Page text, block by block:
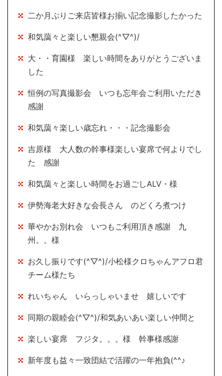
二か月ぶりご来店皆様お揃い記念撮影したかった
和気藹々と楽しい懇親会(^▽^)/
大・・育園様 楽しい時間をありがとうございま
した
恒例の写真撮影会 いつも忘年会ご利用いただき
感謝
和気藹々楽しい歳忘れ・・・記念撮影会
吉原様 大人数の幹事様楽しい宴席で何よりでし
た 感謝
和気藹々と楽しい時間をお過ごしALV・様
伊勢海老大好きな会長さん のどくろ煮つけ
華やかお別れ会 いつもご利用頂き感謝 九
州。。様
お久し振りです(^▽^)/小松様クロちゃんアフロ君
チーム様たち
れいちゃん いらっしゃいませ 嬉しいです
同期の親睦会(^▽^)/和気あいあい楽しい仲間と
楽しい宴席 フジタ。。。様 幹事様感謝
新年度も益々一致団結で活躍の一年抱負(^^♪